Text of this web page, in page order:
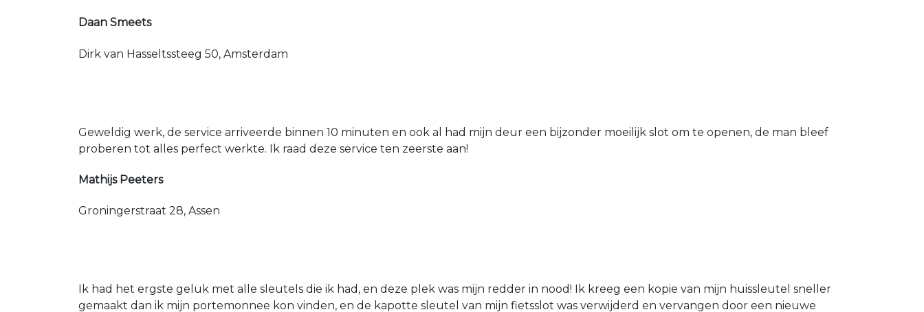
Daan Smeets
Dirk van Hasseltssteeg 50, Amsterdam
Geweldig werk, de service arriveerde binnen 10 minuten en ook al had mijn deur een bijzonder moeilijk slot om te openen, de man bleef
proberen tot alles perfect werkte. Ik raad deze service ten zeerste aan!
Mathijs Peeters
Groningerstraat 28, Assen
Ik had het ergste geluk met alle sleutels die ik had, en deze plek was mijn redder in nood! Ik kreeg een kopie van mijn huissleutel sneller
gemaakt dan ik mijn portemonnee kon vinden, en de kapotte sleutel van mijn fietsslot was verwijderd en vervangen door een nieuwe